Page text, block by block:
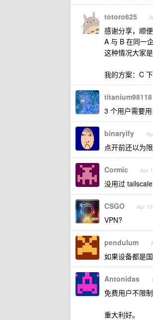
totoro625
感谢分享，顺便
A 与 B 在同一
这种情况大家
我的方案：C
titanium98118
3 个用户需要
binaryify
点开前还以为
Cormic Apr
没用过
CSGO Apr
VPN?
pendulum
如果设备都是
Antonidas
免费用户不限
重大利好。